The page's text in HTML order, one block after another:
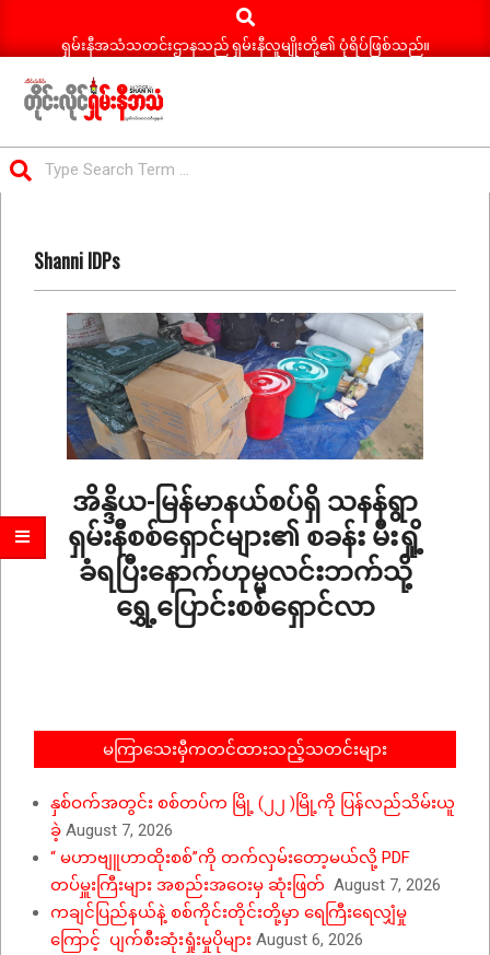
Search
ရှမ်းနီအသံသတင်းဌာနသည် ရှမ်းနီလူမျိုးတို့၏ ပုံရိပ်ဖြစ်သည်။
ရှမ်း
နီ
သတင်း
MenuShanni IDPs
အိန္ဒိယ-မြန်မာနယ်စပ်ရှိ သနန်ရွာ
ရှမ်းနီစစ်ရှောင်များ၏ စခန်း မီးရှို့
ခံရပြီးနောက်ဟုမ္မလင်းဘက်သို့
ရွှေ့ပြောင်းစစ်ရှောင်လာ
မကြာသေးမှီကတင်ထားသည့်သတင်းများ
နှစ်ဝက်အတွင်း စစ်တပ်က မြို့ (၂၂ )မြို့ကို ပြန်လည်သိမ်းယူ
ခဲ့ August 7, 2026
“ မဟာဗျူဟာထိုးစစ်”ကို တက်လှမ်းတော့မယ်လို့ PDF
တပ်မှူးကြီးများ အစည်းအဝေးမှ ဆုံးဖြတ် August 7, 2026
ကချင်ပြည်နယ်နဲ့ စစ်ကိုင်းတိုင်းတို့မှာ ရေကြီးရေလျှံမှု
ကြောင့် ပျက်စီးဆုံးရှုံးမှုပိုများ August 6, 2026